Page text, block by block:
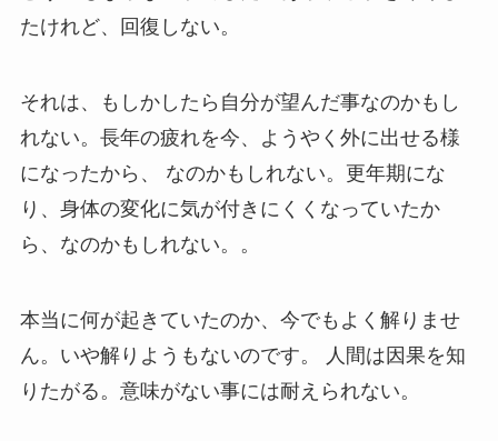
たけれど、回復しない。
それは、もしかしたら自分が望んだ事なのかもし
れない。長年の疲れを今、ようやく外に出せる様
になったから、 なのかもしれない。更年期にな
り、身体の変化に気が付きにくくなっていたか
ら、なのかもしれない。。
本当に何が起きていたのか、今でもよく解りませ
ん。いや解りようもないのです。 人間は因果を知
りたがる。意味がない事には耐えられない。